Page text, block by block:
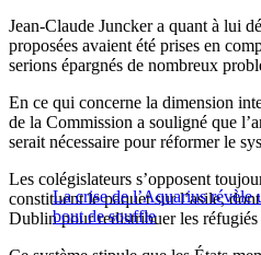
Jean-Claude Juncker a quant à lui
proposées avaient été prises en
serions épargnés de nombreux
En ce qui concerne la dimension
de la Commission a souligné que
serait nécessaire pour réformer le
La crise de l’Aquarius révèle
bout de souffle
Les colégislateurs s’opposent
constituent le paquet sur l’asile,
Dublin pour redistribuer les